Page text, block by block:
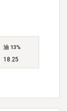
油 13%
18.25